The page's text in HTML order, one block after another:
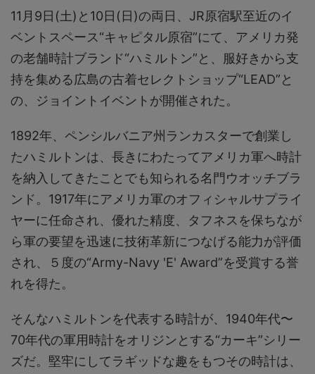
11月9日(土)と10日(日)の両日、JR原宿駅至近のイ
ベントスペース“キャピタル原宿”にて、アメリカ発
の老舗時計ブランド“ハミルトン”と、服好きから支
持を集める広島の古着セレクトショップ“LEAD”と
の、ジョイントイベントが開催された。
1892年、ペンシルバニア州ランカスターで創業し
たハミルトンは、長きにわたってアメリカ軍へ時計
を納入してきたことでも知られる名門ウオッチブラ
ンド。1917年にアメリカ軍のオフィシャルサプライ
ヤーに任命され、優れた精度、タフネスを保ちなが
ら軍の要望を迅速に技術革新につなげる能力が評価
され、５度の“Army-Navy 'E' Award”を受賞する誉
れを得た。
そんなハミルトンを代表する時計が、1940年代〜
70年代の軍用時計をオリジンとする“カーキ”シリー
ズだ。堅牢にしてラギッドな趣をもつその時計は、